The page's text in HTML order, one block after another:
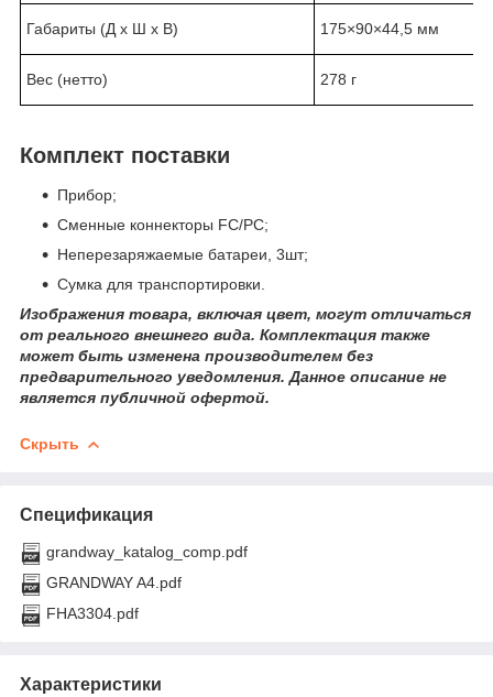
Габариты (Д х Ш х В) 175×90×44,5 мм
Вес (нетто) 278 г
Комплект поставки
Прибор;
Сменные коннекторы FC/PC;
Неперезаряжаемые батареи, 3шт;
Сумка для транспортировки.
Изображения товара, включая цвет, могут отличаться
от реального внешнего вида. Комплектация также
может быть изменена производителем без
предварительного уведомления. Данное описание не
является публичной офертой.
Скрыть
Спецификация
grandway_katalog_comp.pdf
GRANDWAY A4.pdf
FHA3304.pdf
Характеристики